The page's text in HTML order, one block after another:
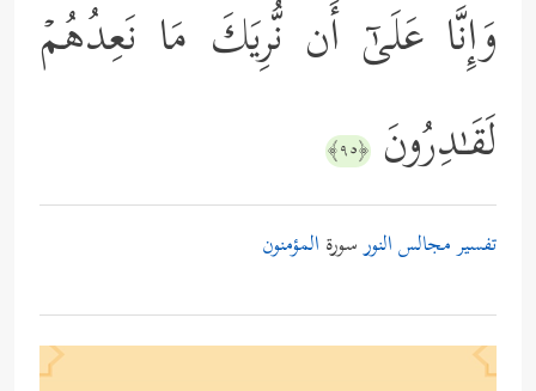
وَإِنَّا عَلَىٰۤ أَن نُّرِیَكَ مَا نَعِدُهُمۡ
لَقَـٰدِرُونَ ﴿٩٥﴾
تفسير مجالس النورسورة المؤمنون